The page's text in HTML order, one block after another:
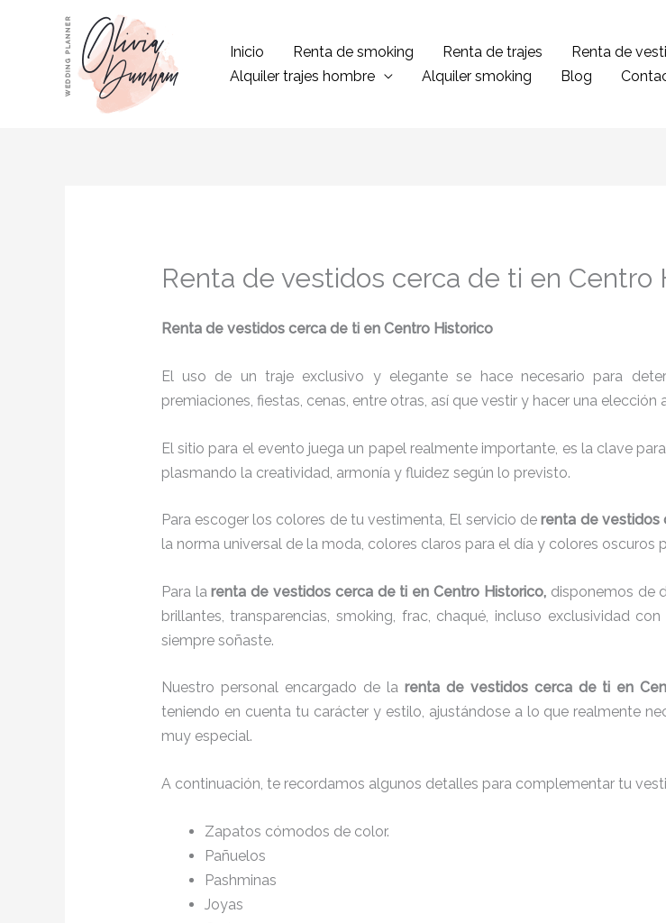
contenido
Inicio Renta de smoking Renta de trajes Renta de
Alquiler trajes hombre
Alquiler smoking Blog
Renta de vestidos cerca de ti en Centro
Renta de vestidos cerca de ti en Centro Historico
El uso de un traje exclusivo y elegante se hace necesario para
premiaciones, fiestas, cenas, entre otras, así que vestir y hacer una
El sitio para el evento juega un papel realmente importante, es la clave
plasmando la creatividad, armonía y fluidez según lo previsto.
Para escoger los colores de tu vestimenta, El servicio derenta de vestidos
la norma universal de la moda, colores claros para el día y colores oscuros
Para larenta de vestidos cerca de ti en Centro Historico, disponemos de
brillantes, transparencias, smoking, frac, chaqué, incluso exclusividad
siempre soñaste.
Nuestro personal encargado de la renta de vestidos cerca de ti en
teniendo en cuenta tu carácter y estilo, ajustándose a lo que realmente
muy especial.
A continuación, te recordamos algunos detalles para complementar tu
Zapatos cómodos de color.
Pañuelos
Pashminas
Joyas